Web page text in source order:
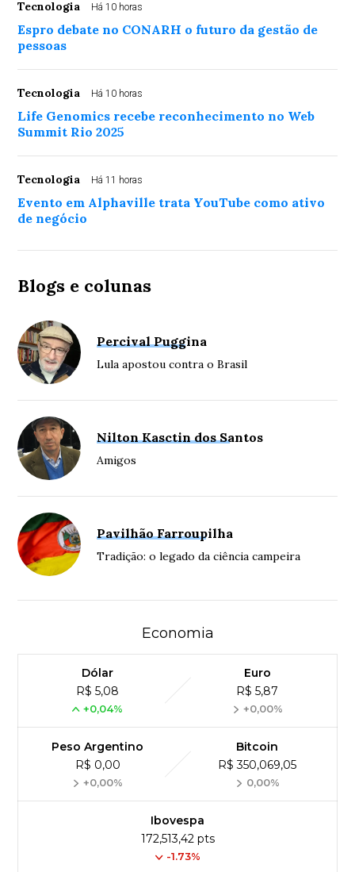
Tecnologia Há 10 horas
Espro debate no CONARH o futuro da gestão de
pessoas
Tecnologia Há 10 horas
Life Genomics recebe reconhecimento no Web
Summit Rio 2025
Tecnologia Há 11 horas
Evento em Alphaville trata YouTube como ativo
de negócio
Blogs e colunas
Percival Puggina
Lula apostou contra o Brasil
Nilton Kasctin dos Santos
Amigos
Pavilhão Farroupilha
Tradição: o legado da ciência campeira
Economia
Dólar
R$ 5,08
+0,04%
Euro
R$ 5,87
+0,00%
Peso Argentino
R$ 0,00
+0,00%
Bitcoin
R$ 350,069,05
0,00%
Ibovespa
172,513,42 pts
-1.73%